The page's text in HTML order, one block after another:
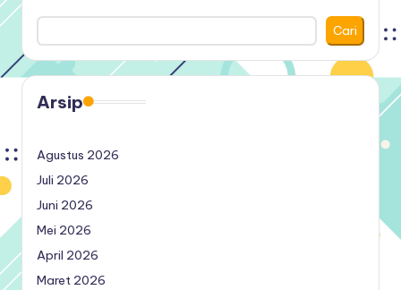
Cari
Arsip
Agustus 2026
Juli 2026
Juni 2026
Mei 2026
April 2026
Maret 2026